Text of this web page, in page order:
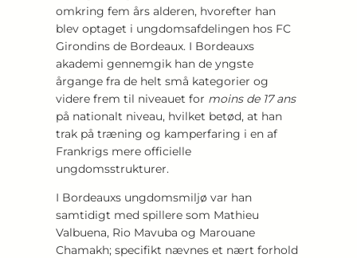
omkring fem års alderen, hvorefter han
blev optaget i ungdomsafdelingen hos FC
Girondins de Bordeaux. I Bordeauxs
akademi gennemgik han de yngste
årgange fra de helt små kategorier og
videre frem til niveauet for moins de 17 ans
på nationalt niveau, hvilket betød, at han
trak på træning og kamperfaring i en af
Frankrigs mere officielle
ungdomsstrukturer.
I Bordeauxs ungdomsmiljø var han
samtidigt med spillere som Mathieu
Valbuena, Rio Mavuba og Marouane
Chamakh; specifikt nævnes et nært forhold